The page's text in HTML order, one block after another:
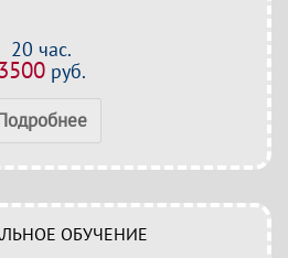
20 час.
руб.
ОБУЧЕНИЕ